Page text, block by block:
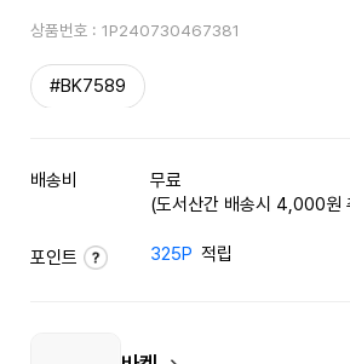
상품번호 : 1P240730467381
#BK7589
배송비
무료
(도서산간 배송시 4,000원
포인트 325P 적립